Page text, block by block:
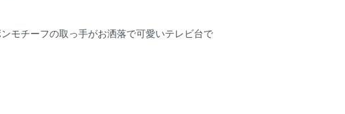
モチーフの取っ手がお洒落で可愛いテレビ台で